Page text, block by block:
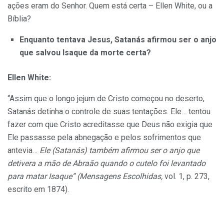
ações eram do Senhor. Quem está certa – Ellen White, ou a
Bíblia?
Enquanto tentava Jesus, Satanás afirmou ser o anjo
que salvou Isaque da morte certa?
Ellen White:
“Assim que o longo jejum de Cristo começou no deserto,
Satanás detinha o controle de suas tentações. Ele… tentou
fazer com que Cristo acreditasse que Deus não exigia que
Ele passasse pela abnegação e pelos sofrimentos que
antevia… Ele (Satanás) também afirmou ser o anjo que
detivera a mão de Abraão quando o cutelo foi levantado
para matar Isaque” (Mensagens Escolhidas, vol. 1, p. 273,
escrito em 1874).